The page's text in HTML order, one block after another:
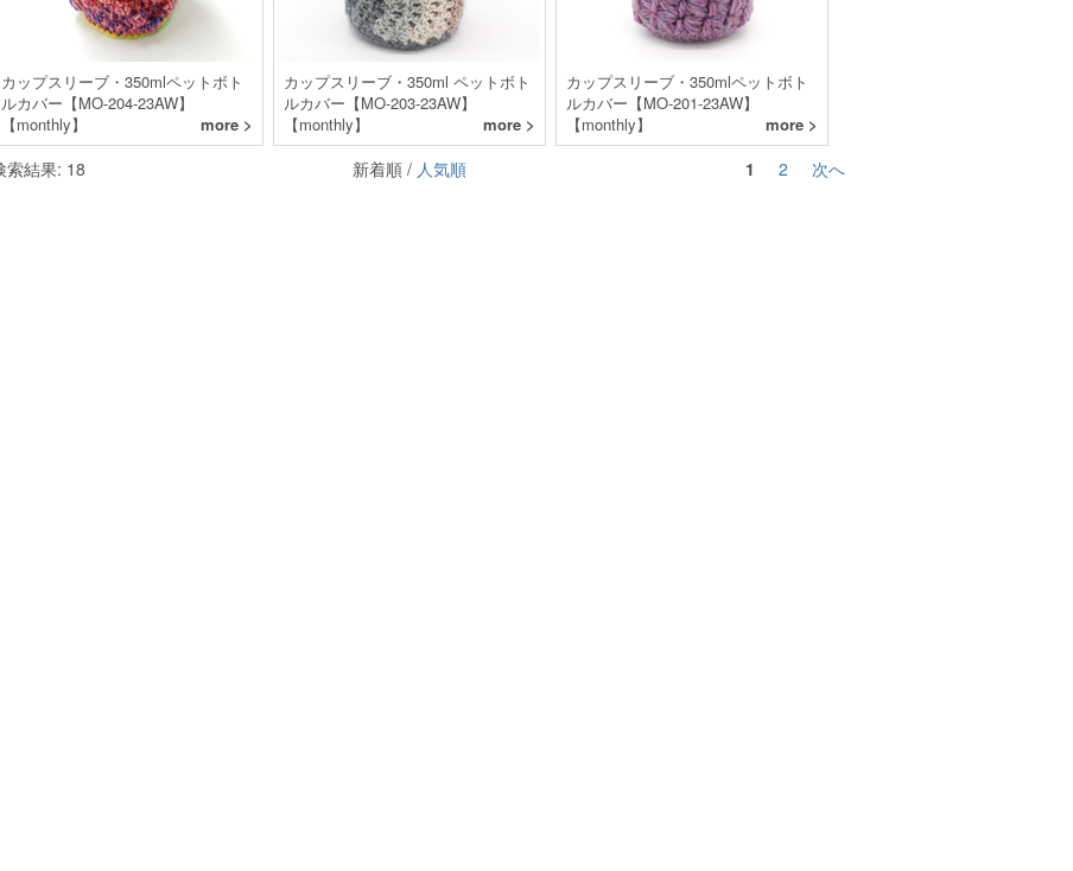
カップスリーブ・350mlペットボト
ルカバー【MO-204-23AW】
【monthly】
more >
カップスリーブ・350ml ペットボト
ルカバー【MO-203-23AW】
【monthly】
more >
カップスリーブ・350mlペットボト
ルカバー【MO-201-23AW】
【monthly】
more >
索結果: 18 1 2 次へ
新着順 / 人気順